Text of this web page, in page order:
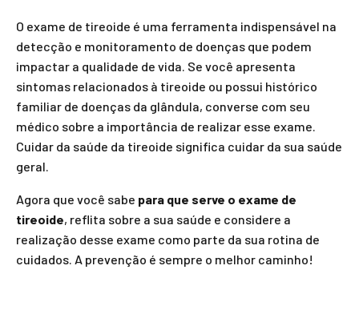
O exame de tireoide é uma ferramenta indispensável na
detecção e monitoramento de doenças que podem
impactar a qualidade de vida. Se você apresenta
sintomas relacionados à tireoide ou possui histórico
familiar de doenças da glândula, converse com seu
médico sobre a importância de realizar esse exame.
Cuidar da saúde da tireoide significa cuidar da sua saúde
geral.
Agora que você sabe para que serve o exame de
tireoide, reflita sobre a sua saúde e considere a
realização desse exame como parte da sua rotina de
cuidados. A prevenção é sempre o melhor caminho!